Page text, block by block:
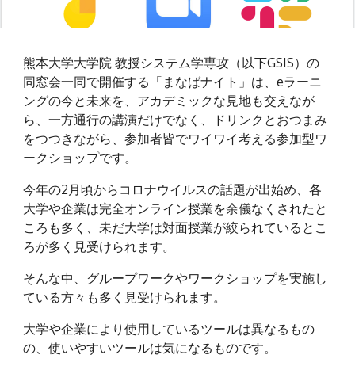
熊本大学大学院 教授システム学専攻（以下GSIS）の
同窓会一同で開催する「まなばナイト」は、eラーニ
ングの今と未来を、アカデミックな見地も交えなが
ら、一方通行の講演だけでなく、ドリンクとおつまみ
をつつきながら、参加者皆でワイワイ考える参加型ワ
ークショップです。
今年の2月頃からコロナウイルスの話題が出始め、各
大学や企業は完全オンライン授業を余儀なくされたと
ころも多く、未だ大学は対面授業が絞られているとこ
ろが多く見受けられます。
そんな中、グループワークやワークショップを実施し
ている方々も多く見受けられます。
大学や企業により使用しているツールは異なるもの
の、使いやすいツールは気になるものです。